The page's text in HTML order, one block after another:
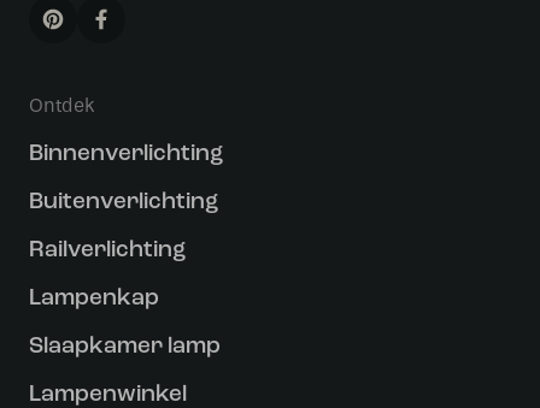
Ontdek
Binnenverlichting
Buitenverlichting
Railverlichting
Lampenkap
Slaapkamer lamp
Lampenwinkel